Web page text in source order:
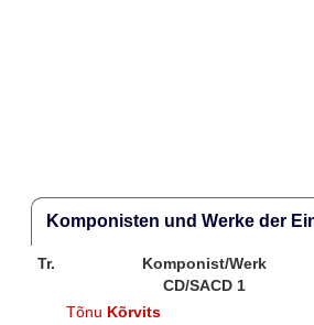
Komponisten und Werke der
Tr. Komponist/Werk
CD/SACD 1
Tõnu Kõrvits